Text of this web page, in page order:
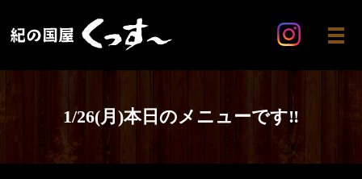
メ
1/26(月)本日のメニューです‼️